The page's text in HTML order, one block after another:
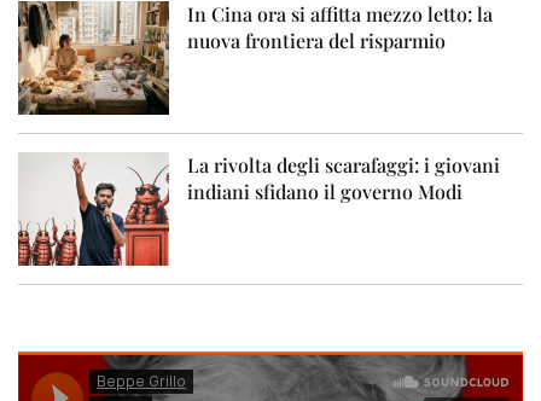
In Cina ora si affitta mezzo letto: la
nuova frontiera del risparmio
La rivolta degli scarafaggi: i giovani
indiani sfidano il governo Modi